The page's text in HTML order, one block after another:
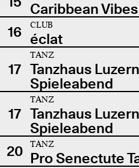
Caribbean Vibes
16
CLUB
éclat
17
TANZ
Tanzhaus
Spieleabend
17
TANZ
Tanzhaus
Spieleabend
20
TANZ
Pro Senectute